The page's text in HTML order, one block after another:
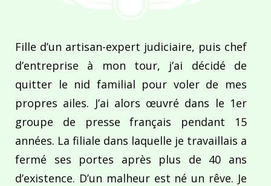
Fille d’un artisan-expert judiciaire, puis chef
d’entreprise à mon tour, j’ai décidé de
quitter le nid familial pour voler de mes
propres ailes. J’ai alors œuvré dans le 1er
groupe de presse français pendant 15
années. La filiale dans laquelle je travaillais a
fermé ses portes après plus de 40 ans
d’existence. D’un malheur est né un rêve. Je